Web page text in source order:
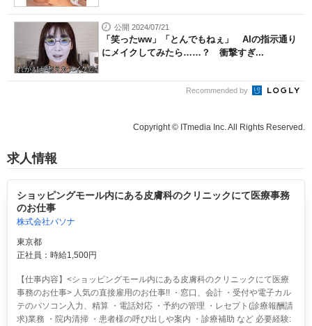
公開 2024/07/21
「笑ったww」「とんでもねぇ」 AIの指示通り
にメイクしてみたら……？ 衝撃すぎ...
Recommended by
Copyright © ITmedia Inc. All Rights Reserved.
求人情報
ショッピングモール内にある皮膚科のクリニックにて医療事務
のお仕事
株式会社パソナ
東京都
正社員：時給1,500円
【仕事内容】<ショッピングモール内にある皮膚科のクリニックにて医療
事務のお仕事> 人気の直接雇用のお仕事!! ・窓口、会計 ・受付や電子カル
テのパソコン入力、精算 ・電話対応 ・予約の管理 ・レセプト(診療報酬請
求)業務 ・院内清掃 ・患者様の呼び出しや案内 ・診療補助 など 必要経験: